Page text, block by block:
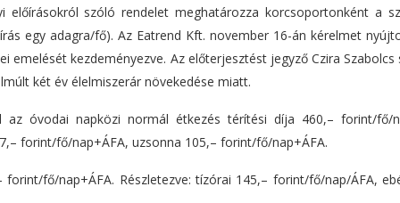
előírásokról szóló rendelet meghatározza korcsoportonként a
egy adagra/fő). Az Eatrend Kft. november 16-án kérelmet
emelését kezdeményezve. Az előterjesztést jegyző Czira Szabolcs
két év élelmiszerár növekedése miatt.
óvodai napközi normál étkezés térítési díja 460,– forint/fő/
forint/fő/nap+ÁFA, uzsonna 105,– forint/fő/nap+ÁFA.
fő/nap+ÁFA. Részletezve: tízórai 145,– forint/fő/nap/ÁFA,